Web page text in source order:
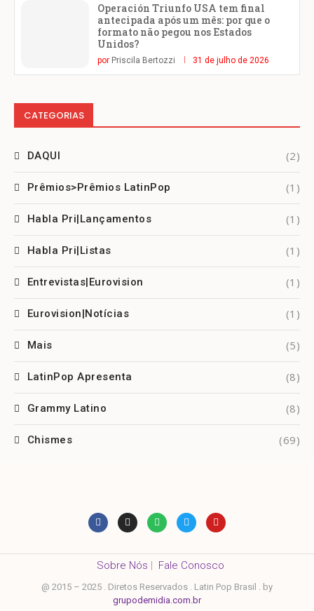
Operación Triunfo USA tem final
antecipada após um mês: por que o
formato não pegou nos Estados
Unidos?
por Priscila Bertozzi 31 de julho de 2026
CATEGORIAS
DAQUI (2)
Prêmios>Prêmios LatinPop (1)
Habla Pri|Lançamentos (1)
Habla Pri|Listas (1)
Entrevistas|Eurovision (1)
Eurovision|Notícias (1)
Mais (5)
LatinPop Apresenta (8)
Grammy Latino (8)
Chismes (69)
Sobre Nós | Fale Conosco
@ 2015 – 2025 . Diretos Reservados . Latin Pop Brasil . by
grupodemidia.com.br